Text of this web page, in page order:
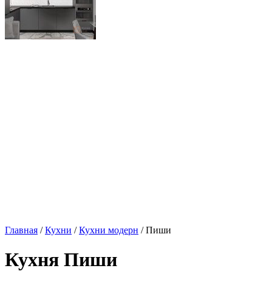
Главная /Кухни /Кухни модерн / Пиши
Кухня Пиши